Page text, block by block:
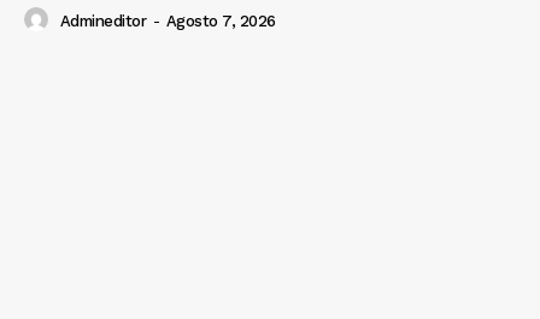
Admineditor - Agosto 7, 2026